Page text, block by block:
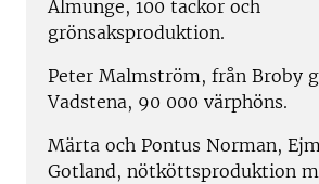
Almunge, 100 tackor och
grönsaksproduktion.
Peter Malmström, från Broby
Vadstena, 90 000 värphöns.
Märta och Pontus Norman,
Gotland, nötköttsproduktion